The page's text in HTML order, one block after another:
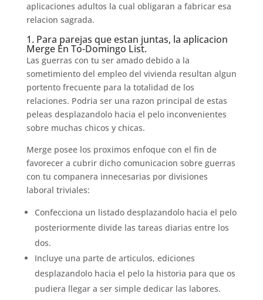
aplicaciones adultos la cual obligaran a fabricar esa
relacion sagrada.
1. Para parejas que estan juntas, la aplicacion
Merge En To-Domingo List.
Las guerras con tu ser amado debido a la
sometimiento del empleo del vivienda resultan algun
portento frecuente para la totalidad de los
relaciones. Podria ser una razon principal de estas
peleas desplazandolo hacia el pelo inconvenientes
sobre muchas chicos y chicas.
Merge posee los proximos enfoque con el fin de
favorecer a cubrir dicho comunicacion sobre guerras
con tu companera innecesarias por divisiones
laboral triviales:
Confecciona un listado desplazandolo hacia el pelo
posteriormente divide las tareas diarias entre los
dos.
Incluye una parte de articulos, ediciones
desplazandolo hacia el pelo la historia para que os
pudiera llegar a ser simple dedicar las labores.